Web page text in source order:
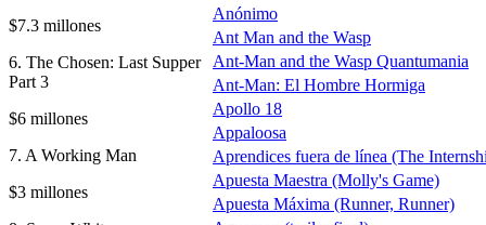
$7.3 millones
6. The Chosen: Last Supper
Part 3
$6 millones
7. A Working Man
$3 millones
Anónimo
Ant Man and the Wasp
Ant-Man and the Wasp Quantumania
Ant-Man: El Hombre Hormiga
Apollo 18
Appaloosa
Aprendices fuera de línea (The
Apuesta Maestra (Molly's Game)
Apuesta Máxima (Runner, Runner)